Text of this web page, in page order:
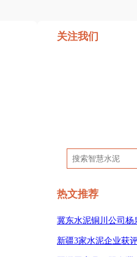
关注我们
搜
索
热文推荐
冀东水泥铜川公司杨
新疆3家水泥企业获